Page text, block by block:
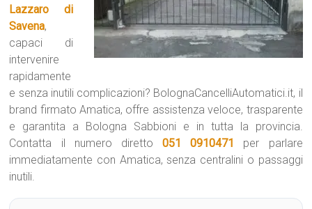
Lazzaro di
Savena,
capaci di
intervenire
rapidamente
e senza inutili complicazioni? BolognaCancelliAutomatici.it, il
brand firmato Amatica, offre assistenza veloce, trasparente
e garantita a Bologna Sabbioni e in tutta la provincia.
Contatta il numero diretto051 0910471
per parlare
immediatamente con Amatica, senza centralini o passaggi
inutili.